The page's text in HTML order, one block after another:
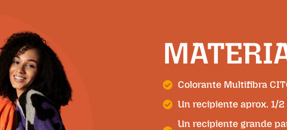
Colorante Multifibra
Un recipiente aprox. 1/
Un recipiente grande